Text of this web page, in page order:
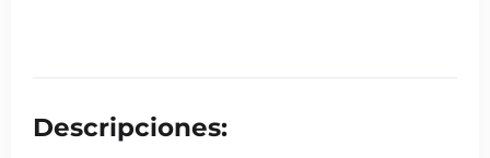
Descripciones: